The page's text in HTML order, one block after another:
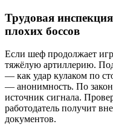
Трудовая
плохих боссов
Если шеф продолжает
тяжёлую артиллерию.
— как удар кулаком по
— анонимность. По
источник сигнала.
работодатель получит
документов.